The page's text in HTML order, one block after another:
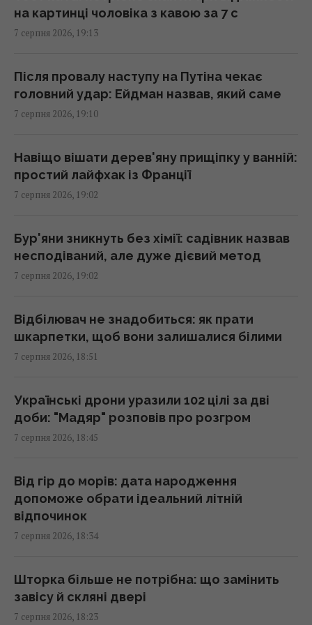
Не ввечері: вчені відповіли, коли їсти
помідори для повного засвоєння вітамінів
Складено топ-10 найочікуваніших ігор 2027
року – серед них є український проєкт
Бюджетний вибір: названо головний
автомобільний бестселер у Європі
У двох районах Києва зникло світло: в ДТЕК
назвали причину
Гороскоп на 8 серпня за картами Таро:
Дівам - суперечки, Ракам - емоції
Яка кімнатна рослина вам подобається:
психологічний тест на суперсилу
Фейкові знижки та цінові пастки: юрист
розкрив, як супермаркети вводять покупців
в оману
Екстренера збірної України з футболу
оштрафували за російську мову
на картинці чоловіка з кавою за 7 с
7 серпня 2026, 19:13
Після провалу наступу на Путіна чекає
головний удар: Ейдман назвав, який саме
7 серпня 2026, 19:10
Навіщо вішати дерев'яну прищіпку у ванній:
простий лайфхак із Франції
7 серпня 2026, 19:02
Бур'яни зникнуть без хімії: садівник назвав
несподіваний, але дуже дієвий метод
7 серпня 2026, 19:02
Відбілювач не знадобиться: як прати
шкарпетки, щоб вони залишалися білими
7 серпня 2026, 18:51
Українські дрони уразили 102 цілі за дві
доби: "Мадяр" розповів про розгром
7 серпня 2026, 18:45
Від гір до морів: дата народження
допоможе обрати ідеальний літній
відпочинок
7 серпня 2026, 18:34
Шторка більше не потрібна: що замінить
завісу й скляні двері
7 серпня 2026, 18:23